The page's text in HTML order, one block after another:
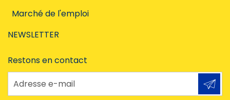
Marché de l'emploi
NEWSLETTER
Restons en contact
Adresse e-mail